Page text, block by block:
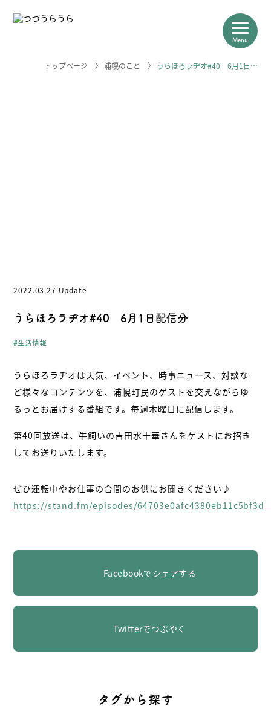
Menu
- プライバシーポリシー - 浦幌町役場公式サイト
北海道・浦幌町
トップページ 〉 浦幌のこと 〉 うらほろラヂオ#40 6月1日…
2022.03.27 Update
うらほろラヂオ#40 6月1日配信分
生活情報
うらほろラヂオは天気、イベント、時事ニュース、対談な
ど様々なコンテンツを、浦幌町民のゲストを交えながらゆ
るっとお届けする番組です。毎週木曜日に配信します。
第40回放送は、牛飼いの吉田水十華さんをゲストにお招き
してお送りいたします。
ぜひ運転中やお仕事の合間のお供にお聞きください♪
https://stand.fm/episodes/64703e0afc4380eb11c5bf3d
Facebookでシェアする
Twitterでつぶやく
タグから探す